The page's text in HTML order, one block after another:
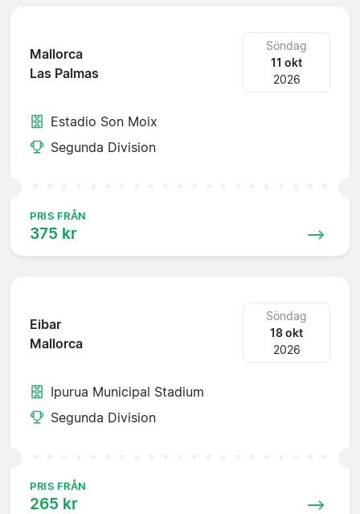
Mallorca
Las Palmas
Söndag
11 okt
2026
Estadio Son Moix
Segunda Division
PRIS FRÅN
375 kr
Eibar
Mallorca
Söndag
18 okt
2026
Ipurua Municipal Stadium
Segunda Division
PRIS FRÅN
265 kr